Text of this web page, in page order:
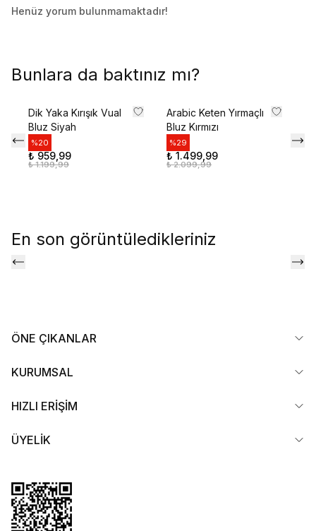
Henüz yorum bulunmamaktadır!
Bunlara da baktınız mı?
Dik Yaka Kırışık Vual
Bluz Siyah
%20
₺ 959,99
₺ 1.199,99
Arabic Keten Yırmaçlı
Bluz Kırmızı
%29
₺ 1.499,99
₺ 2.099,99
En son görüntüledikleriniz
ÖNE ÇIKANLAR
KURUMSAL
HIZLI ERİŞİM
ÜYELİK